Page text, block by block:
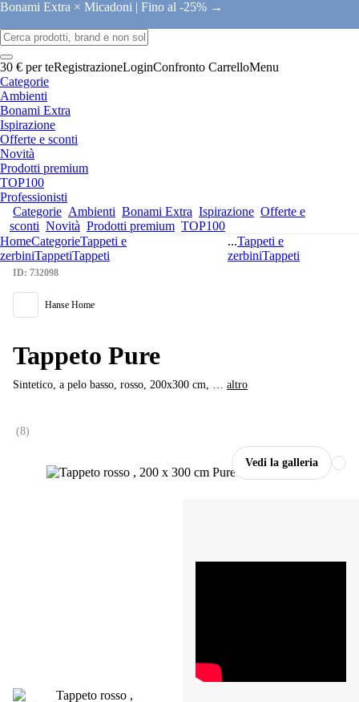
Bonami Extra × Micadoni | Fino al -25% →
30 € per teRegistrazioneLoginConfronto CarrelloMenu
Categorie
Ambienti
Bonami Extra
Ispirazione
Offerte e sconti
Novità
Prodotti premium
TOP100
Professionisti
Categorie Ambienti Bonami Extra Ispirazione Offerte e
sconti Novità Prodotti premium TOP100
HomeCategorieTappeti e
zerbiniTappetiTappeti
...Tappeti e
zerbiniTappeti
Vedi la galleria
ID: 732098
Hanse Home
Tappeto Pure
Sintetico, a pelo basso, rosso, 200x300 cm, … altro
(8)